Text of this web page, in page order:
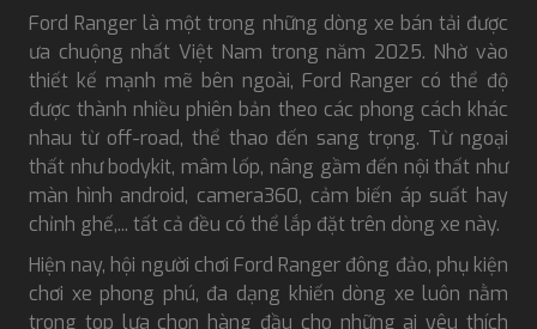
Ford Ranger là một trong những dòng xe bán tải được
ưa chuộng nhất Việt Nam trong năm 2025. Nhờ vào
thiết kế mạnh mẽ bên ngoài, Ford Ranger có thể độ
được thành nhiều phiên bản theo các phong cách khác
nhau từ off-road, thể thao đến sang trọng. Từ ngoại
thất như bodykit, mâm lốp, nâng gầm đến nội thất như
màn hình android, camera360, cảm biến áp suất hay
chỉnh ghế,... tất cả đều có thể lắp đặt trên dòng xe này.
Hiện nay, hội người chơi Ford Ranger đông đảo, phụ kiện
chơi xe phong phú, đa dạng khiến dòng xe luôn nằm
trong top lựa chọn hàng đầu cho những ai yêu thích